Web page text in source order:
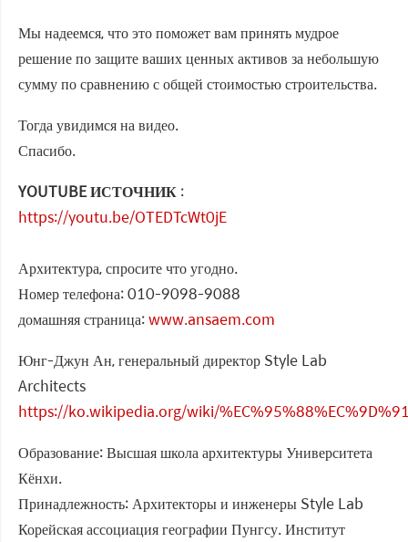
Мы надеемся, что это поможет вам принять мудрое
решение по защите ваших ценных активов за небольшую
сумму по сравнению с общей стоимостью строительства.
Тогда увидимся на видео.
Спасибо.
YOUTUBE ИСТОЧНИК :
https://youtu.be/OTEDTcWt0jE
Архитектура, спросите что угодно.
Номер телефона: 010-9098-9088
домашняя страница:www.ansaem.com
Юнг-Джун Ан, генеральный директор Style Lab
Architects
https://ko.wikipedia.org/wiki/
Образование: Высшая школа архитектуры Университета
Кёнхи.
Принадлежность: Архитекторы и инженеры Style Lab
Корейская ассоциация географии Пунгсу. Институт